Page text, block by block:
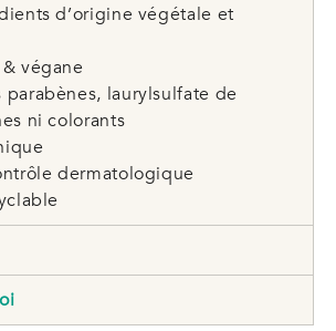
d’origine végétale et
végane
parabènes, laurylsulfate de
ni colorants
dermatologique